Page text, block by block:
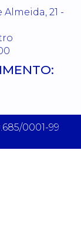
21 -
0001-99